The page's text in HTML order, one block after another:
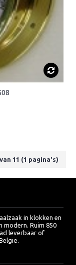
11 (1 pagina's)
in klokken en
modern. Ruim 850
leverbaar of